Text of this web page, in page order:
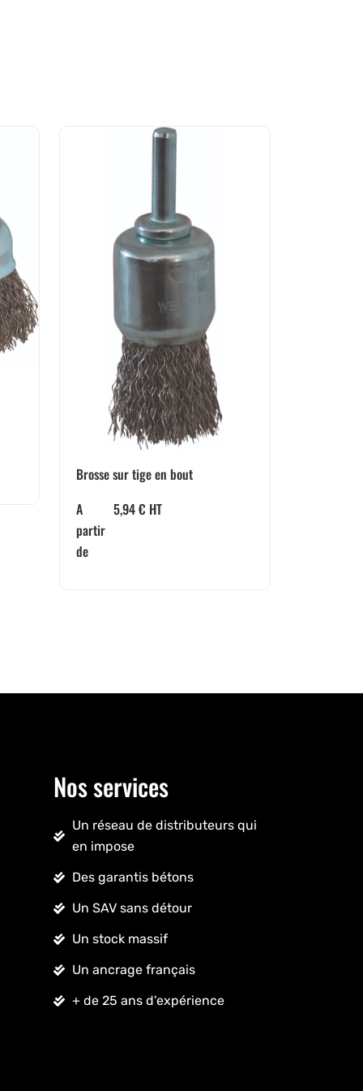
Brosse sur tige en bout
A
partir
de
5,94€ HT
Nos services
Un réseau de distributeurs qui
en impose
Des garantis bétons
Un SAV sans détour
Un stock massif
Un ancrage français
+ de 25 ans d'expérience